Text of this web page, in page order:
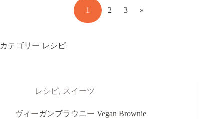
1 2 3 »
カテゴリー レシピ
レシピ, スイーツ
ヴィーガンブラウニー Vegan Brownie